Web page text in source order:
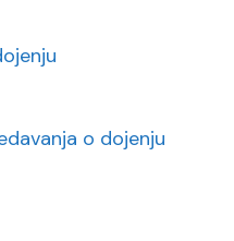
o dojenju